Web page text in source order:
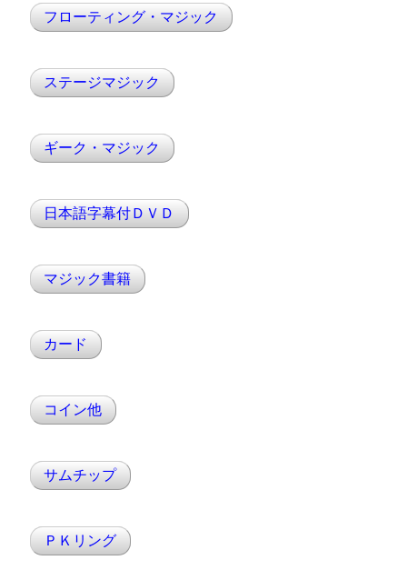
フローティング・マジック
ステージマジック
ギーク・マジック
日本語字幕付ＤＶＤ
マジック書籍
カード
コイン他
サムチップ
ＰＫリング